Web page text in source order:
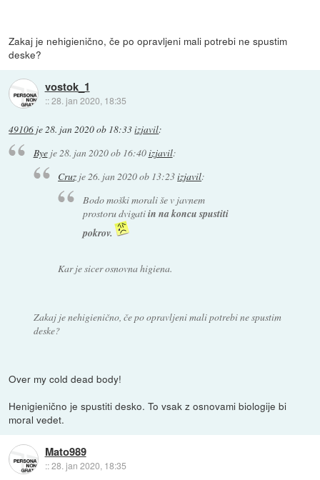
Zakaj je nehigienično, če po opravljeni mali potrebi ne spustim
deske?
vostok_1
::28. jan 2020, 18:35
49106 je28. jan 2020 ob 18:33izjavil:
Byeje28. jan 2020 ob 16:40izjavil:
Cruz je26. jan 2020 ob 13:23izjavil:
Bodo moški morali še v javnem
prostoru dvigatiin na koncu spustiti
pokrov.
Kar je sicer osnovna higiena.
Zakaj je nehigienično, če po opravljeni mali potrebi ne spustim
deske?
Over my cold dead body!
Henigienično je spustiti desko. To vsak z osnovami biologije bi
moral vedet.
Mato989
::28. jan 2020, 18:35